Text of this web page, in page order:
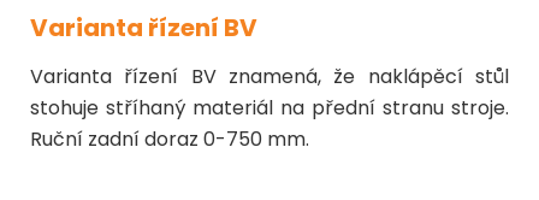
Varianta řízení BV
Varianta řízení BV znamená, že naklápěcí stůl
stohuje stříhaný materiál na přední stranu stroje.
Ruční zadní doraz 0-750 mm.